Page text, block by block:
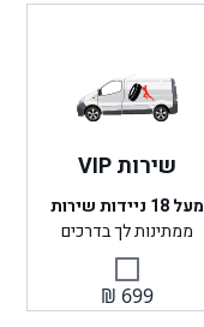
שירות VIP
מעל 18 ניידות שירות
ממתינות לך בדרכים
₪ 699